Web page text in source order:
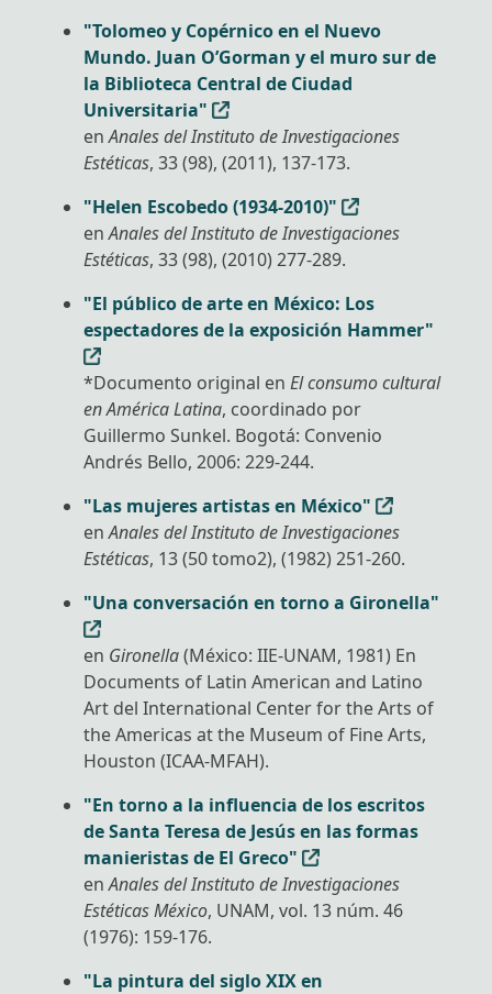
"Tolomeo y Copérnico en el Nuevo
Mundo. Juan O’Gorman y el muro sur de
la Biblioteca Central de Ciudad
Universitaria"
enAnales del Instituto de Investigaciones
Estéticas, 33 (98), (2011), 137-173.
"Helen Escobedo (1934-2010)"
enAnales del Instituto de Investigaciones
Estéticas, 33 (98), (2010) 277-289.
"El público de arte en México: Los
espectadores de la exposición Hammer"
*Documento original en El consumo cultural
en América Latina, coordinado por
Guillermo Sunkel. Bogotá: Convenio
Andrés Bello, 2006: 229-244.
"Las mujeres artistas en México"
enAnales del Instituto de Investigaciones
Estéticas, 13 (50 tomo2), (1982) 251-260.
"Una conversación en torno a Gironella"
en Gironella(México: IIE-UNAM, 1981) En
Documents of Latin American and Latino
Art del International Center for the Arts of
the Americas at the Museum of Fine Arts,
Houston (ICAA-MFAH).
"En torno a la influencia de los escritos
de Santa Teresa de Jesús en las formas
manieristas de El Greco"
enAnales del Instituto de Investigaciones
Estéticas México, UNAM, vol. 13 núm. 46
(1976): 159-176.
"La pintura del siglo XIX en